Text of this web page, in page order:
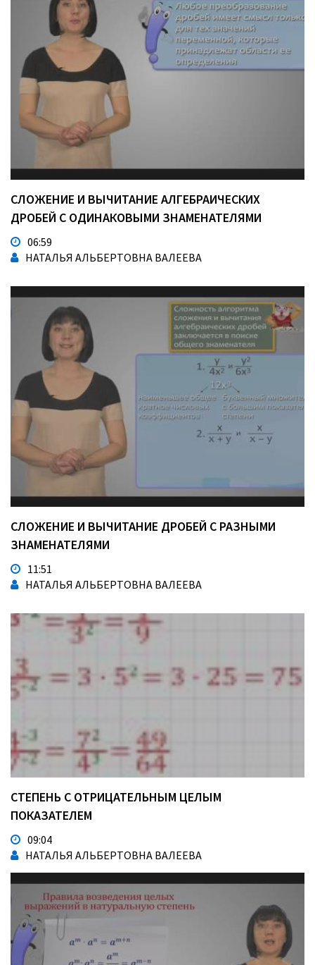
СЛОЖЕНИЕ И ВЫЧИТАНИЕ АЛГЕБРАИЧЕСКИХ
ДРОБЕЙ С ОДИНАКОВЫМИ ЗНАМЕНАТЕЛЯМИ
06:59
НАТАЛЬЯ АЛЬБЕРТОВНА ВАЛЕЕВА
СЛОЖЕНИЕ И ВЫЧИТАНИЕ ДРОБЕЙ С РАЗНЫМИ
ЗНАМЕНАТЕЛЯМИ
11:51
НАТАЛЬЯ АЛЬБЕРТОВНА ВАЛЕЕВА
СТЕПЕНЬ С ОТРИЦАТЕЛЬНЫМ ЦЕЛЫМ
ПОКАЗАТЕЛЕМ
09:04
НАТАЛЬЯ АЛЬБЕРТОВНА ВАЛЕЕВА